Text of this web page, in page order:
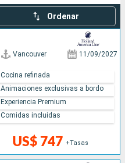
Ordenar
Vancouver 11/09/2027
US$ 747 +Tasas
Cocina refinada
Animaciones exclusivas a bordo
Experiencia Premium
Comidas incluidas